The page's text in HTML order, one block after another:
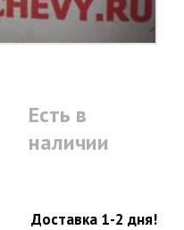
Есть в
наличии
Доставка 1-2 дня!